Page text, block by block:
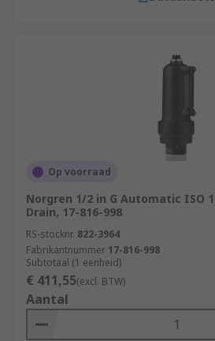
Op voorraad
Norgren 1/2 in G Automatic ISO
Drain, 17-816-998
RS-stocknr. 822-3964
Fabrikantnummer 17-816-998
Subtotaal (1 eenheid)
€ 411,55(excl. BTW)
Aantal